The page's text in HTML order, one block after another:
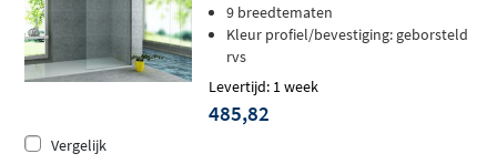
9 breedtematen
Kleur profiel/bevestiging: geborsteld
rvs
Levertijd: 1 week
485,82
Vergelijk